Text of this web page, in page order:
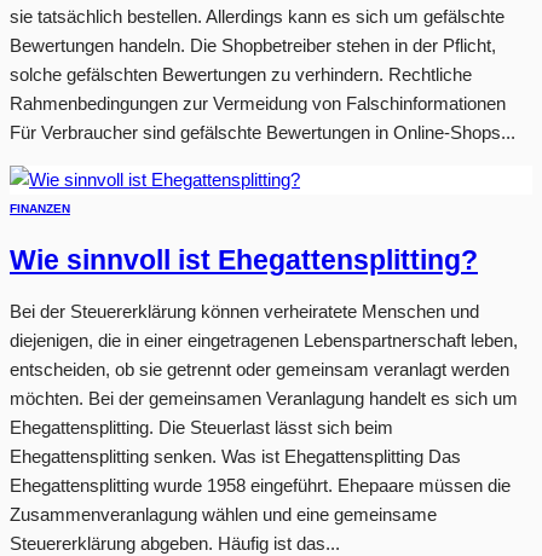
sie tatsächlich bestellen. Allerdings kann es sich um gefälschte
Bewertungen handeln. Die Shopbetreiber stehen in der Pflicht,
solche gefälschten Bewertungen zu verhindern. Rechtliche
Rahmenbedingungen zur Vermeidung von Falschinformationen
Für Verbraucher sind gefälschte Bewertungen in Online-Shops...
FINANZEN
Wie sinnvoll ist Ehegattensplitting?
Bei der Steuererklärung können verheiratete Menschen und
diejenigen, die in einer eingetragenen Lebenspartnerschaft leben,
entscheiden, ob sie getrennt oder gemeinsam veranlagt werden
möchten. Bei der gemeinsamen Veranlagung handelt es sich um
Ehegattensplitting. Die Steuerlast lässt sich beim
Ehegattensplitting senken. Was ist Ehegattensplitting Das
Ehegattensplitting wurde 1958 eingeführt. Ehepaare müssen die
Zusammenveranlagung wählen und eine gemeinsame
Steuererklärung abgeben. Häufig ist das...